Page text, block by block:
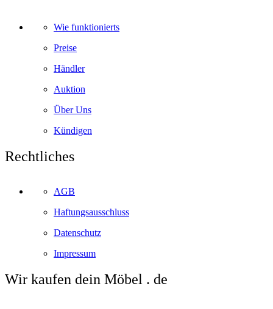
Wie funktionierts
Preise
Händler
Auktion
Über Uns
Kündigen
Rechtliches
AGB
Haftungsausschluss
Datenschutz
Impressum
Wir kaufen dein Möbel . de